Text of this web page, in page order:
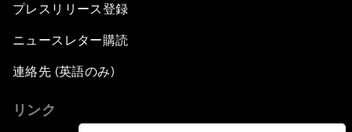
プレスリリース登録
ニュースレター購読
連絡先 (英語のみ)
リンク